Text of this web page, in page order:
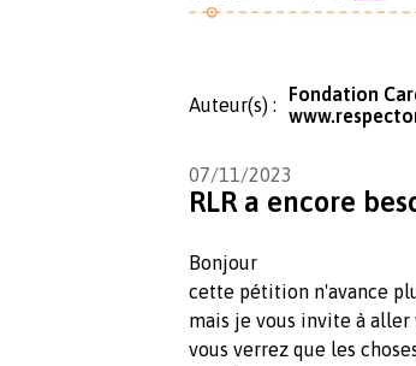
Auteur(s) :
Fondation
07/11/2023
RLR a encore
Bonjour
cette pétition n'avance
mais je vous invite à
vous verrez que les